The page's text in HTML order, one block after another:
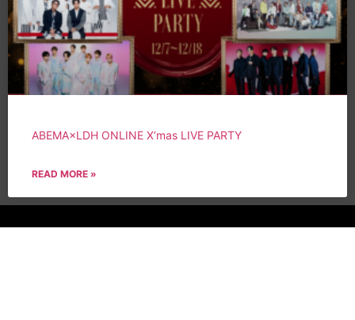
ABEMA×LDH ONLINE X’mas LIVE PARTY
READ MORE »